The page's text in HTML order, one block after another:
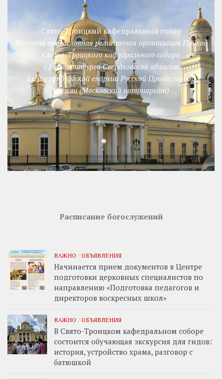
Свято-Троицкий кафедральный собор
Местная православная религиозная организация Приход
Свято-Троицкого кафедрального собора
г.Екатеринбурга Свердловской области
Екатеринбургской епархии Русской Православной
Церкви (Московский патриархат)
Расписание богослужений
ВАЖНО / ОБЪЯВЛЕНИЯ
Начинается прием документов в Центре
подготовки церковных специалистов по
направлению «Подготовка педагогов и
директоров воскресных школ»
ВАЖНО / ОБЪЯВЛЕНИЯ
В Свято-Троицком кафедральном соборе
состоится обучающая экскурсия для гидов:
история, устройство храма, разговор с
батюшкой